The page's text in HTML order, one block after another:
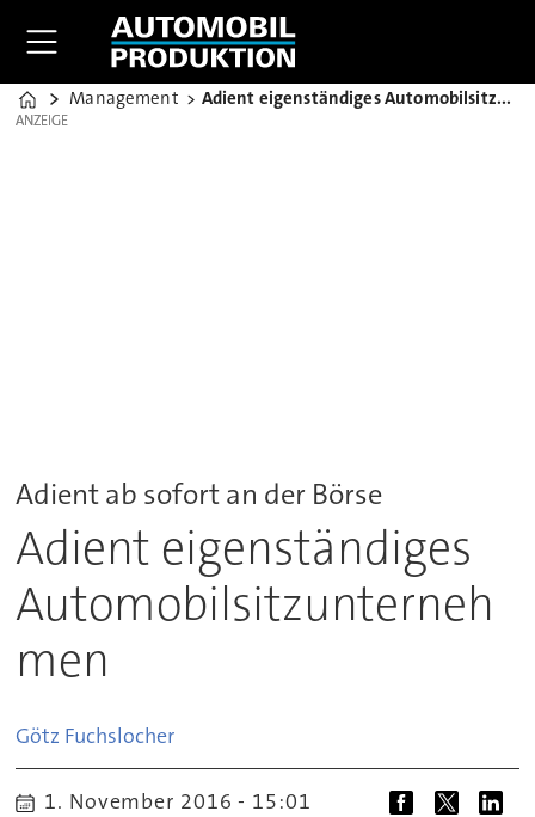
Home
Management Adient eigenständiges Automobilsitzunternehmen
ANZEIGE
ANZEIGE
Adient ab sofort an der Börse
Adient eigenständiges
Automobilsitzunterneh
men
Götz Fuchslocher
1. November 2016 - 15:01